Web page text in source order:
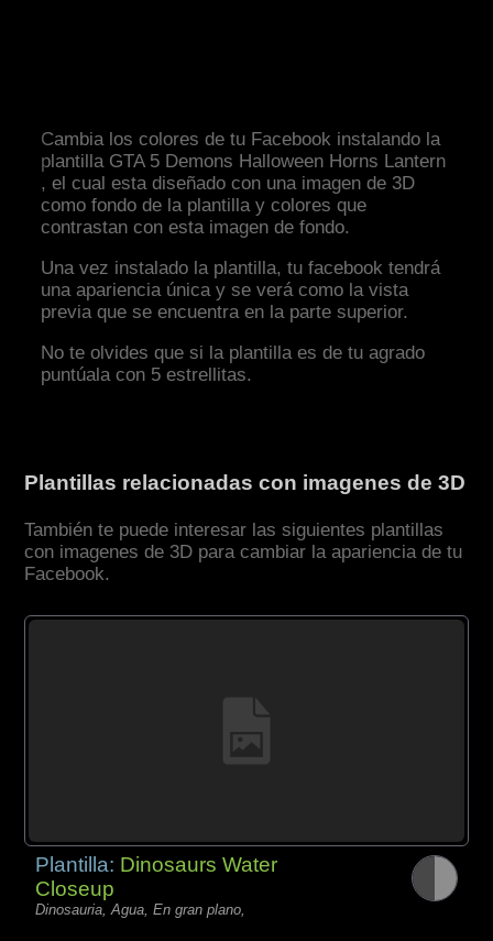
Cambia los colores de tu Facebook instalando la
plantilla GTA 5 Demons Halloween Horns Lantern
, el cual esta diseñado con una imagen de 3D
como fondo de la plantilla y colores que
contrastan con esta imagen de fondo.
Una vez instalado la plantilla, tu facebook tendrá
una apariencia única y se verá como la vista
previa que se encuentra en la parte superior.
No te olvides que si la plantilla es de tu agrado
puntúala con 5 estrellitas.
Plantillas relacionadas con imagenes de 3D
También te puede interesar las siguientes plantillas
con imagenes de 3D para cambiar la apariencia de tu
Facebook.
Plantilla: Dinosaurs Water
Closeup
Dinosauria, Agua, En gran plano,